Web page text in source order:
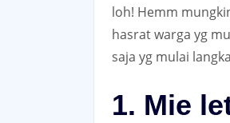
loh! Hemm
hasrat warga yg
saja yg mulai
1. Mie